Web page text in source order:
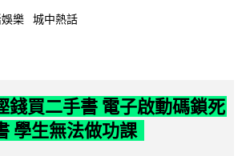
樂 城中熱話
錢買二手書 電子啟動碼鎖死
學生無法做功課